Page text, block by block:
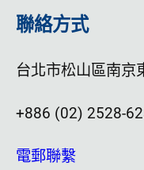
聯絡方式
台北市松山區南京
+886 (02) 2528-
電郵聯繫